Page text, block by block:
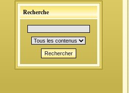
Recherche
Rechercher